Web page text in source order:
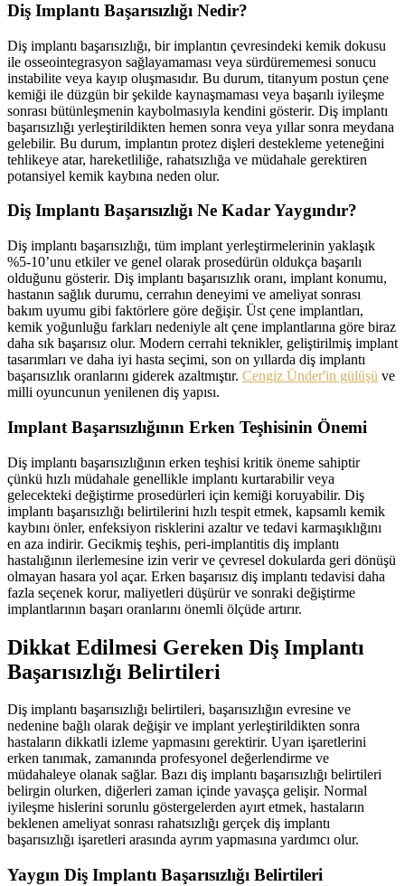
Diş Implantı Başarısızlığı Nedir?
Diş implantı başarısızlığı, bir implantın çevresindeki kemik dokusu
ile osseointegrasyon sağlayamaması veya sürdürememesi sonucu
instabilite veya kayıp oluşmasıdır. Bu durum, titanyum postun çene
kemiği ile düzgün bir şekilde kaynaşmaması veya başarılı iyileşme
sonrası bütünleşmenin kaybolmasıyla kendini gösterir. Diş implantı
başarısızlığı yerleştirildikten hemen sonra veya yıllar sonra meydana
gelebilir. Bu durum, implantın protez dişleri destekleme yeteneğini
tehlikeye atar, hareketliliğe, rahatsızlığa ve müdahale gerektiren
potansiyel kemik kaybına neden olur.
Diş Implantı Başarısızlığı Ne Kadar Yaygındır?
Diş implantı başarısızlığı, tüm implant yerleştirmelerinin yaklaşık
%5-10’unu etkiler ve genel olarak prosedürün oldukça başarılı
olduğunu gösterir. Diş implantı başarısızlık oranı, implant konumu,
hastanın sağlık durumu, cerrahın deneyimi ve ameliyat sonrası
bakım uyumu gibi faktörlere göre değişir. Üst çene implantları,
kemik yoğunluğu farkları nedeniyle alt çene implantlarına göre biraz
daha sık başarısız olur. Modern cerrahi teknikler, geliştirilmiş implant
tasarımları ve daha iyi hasta seçimi, son on yıllarda diş implantı
başarısızlık oranlarını giderek azaltmıştır. Cengiz Ünder'in gülüşü ve
milli oyuncunun yenilenen diş yapısı.
Implant Başarısızlığının Erken Teşhisinin Önemi
Diş implantı başarısızlığının erken teşhisi kritik öneme sahiptir
çünkü hızlı müdahale genellikle implantı kurtarabilir veya
gelecekteki değiştirme prosedürleri için kemiği koruyabilir. Diş
implantı başarısızlığı belirtilerini hızlı tespit etmek, kapsamlı kemik
kaybını önler, enfeksiyon risklerini azaltır ve tedavi karmaşıklığını
en aza indirir. Gecikmiş teşhis, peri-implantitis diş implantı
hastalığının ilerlemesine izin verir ve çevresel dokularda geri dönüşü
olmayan hasara yol açar. Erken başarısız diş implantı tedavisi daha
fazla seçenek korur, maliyetleri düşürür ve sonraki değiştirme
implantlarının başarı oranlarını önemli ölçüde artırır.
Dikkat Edilmesi Gereken Diş Implantı
Başarısızlığı Belirtileri
Diş implantı başarısızlığı belirtileri, başarısızlığın evresine ve
nedenine bağlı olarak değişir ve implant yerleştirildikten sonra
hastaların dikkatli izleme yapmasını gerektirir. Uyarı işaretlerini
erken tanımak, zamanında profesyonel değerlendirme ve
müdahaleye olanak sağlar. Bazı diş implantı başarısızlığı belirtileri
belirgin olurken, diğerleri zaman içinde yavaşça gelişir. Normal
iyileşme hislerini sorunlu göstergelerden ayırt etmek, hastaların
beklenen ameliyat sonrası rahatsızlığı gerçek diş implantı
başarısızlığı işaretleri arasında ayrım yapmasına yardımcı olur.
Yaygın Diş Implantı Başarısızlığı Belirtileri